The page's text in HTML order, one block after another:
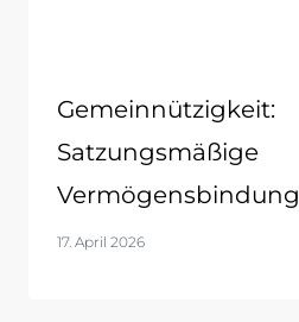
Gemeinnützigkeit:
Satzungsmäßige
Vermögensbindung
17. April 2026